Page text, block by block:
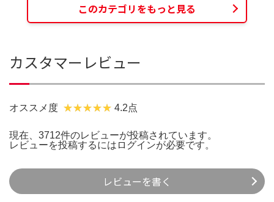
このカテゴリをもっと見る
カスタマーレビュー
オススメ度 4.2点
現在、3712件のレビューが投稿されています。
レビューを投稿するには ログインが必要です。
レビューを書く